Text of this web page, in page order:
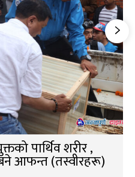
पार्थिव शरीर ,
आफन्त (तस्वीरहरू)